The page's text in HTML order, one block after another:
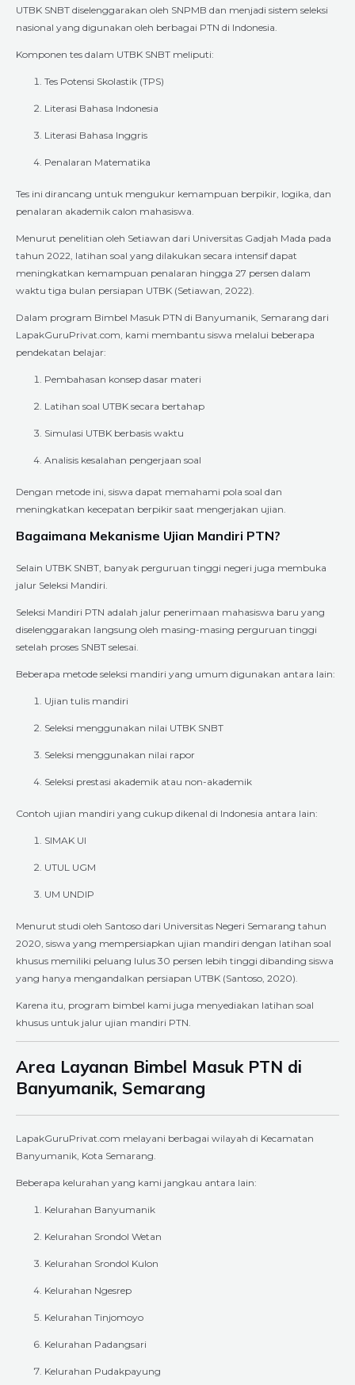
UTBK SNBT diselenggarakan oleh SNPMB dan menjadi sistem seleksi
nasional yang digunakan oleh berbagai PTN di Indonesia.
Komponen tes dalam UTBK SNBT meliputi:
Tes Potensi Skolastik (TPS)
Literasi Bahasa Indonesia
Literasi Bahasa Inggris
Penalaran Matematika
Tes ini dirancang untuk mengukur kemampuan berpikir, logika, dan
penalaran akademik calon mahasiswa.
Menurut penelitian oleh Setiawan dari Universitas Gadjah Mada pada
tahun 2022, latihan soal yang dilakukan secara intensif dapat
meningkatkan kemampuan penalaran hingga 27 persen dalam
waktu tiga bulan persiapan UTBK (Setiawan, 2022).
Dalam program Bimbel Masuk PTN di Banyumanik, Semarang dari
LapakGuruPrivat.com, kami membantu siswa melalui beberapa
pendekatan belajar:
Pembahasan konsep dasar materi
Latihan soal UTBK secara bertahap
Simulasi UTBK berbasis waktu
Analisis kesalahan pengerjaan soal
Dengan metode ini, siswa dapat memahami pola soal dan
meningkatkan kecepatan berpikir saat mengerjakan ujian.
Bagaimana Mekanisme Ujian Mandiri PTN?
Selain UTBK SNBT, banyak perguruan tinggi negeri juga membuka
jalur Seleksi Mandiri.
Seleksi Mandiri PTN adalah jalur penerimaan mahasiswa baru yang
diselenggarakan langsung oleh masing-masing perguruan tinggi
setelah proses SNBT selesai.
Beberapa metode seleksi mandiri yang umum digunakan antara lain:
Ujian tulis mandiri
Seleksi menggunakan nilai UTBK SNBT
Seleksi menggunakan nilai rapor
Seleksi prestasi akademik atau non-akademik
Contoh ujian mandiri yang cukup dikenal di Indonesia antara lain:
SIMAK UI
UTUL UGM
UM UNDIP
Menurut studi oleh Santoso dari Universitas Negeri Semarang tahun
2020, siswa yang mempersiapkan ujian mandiri dengan latihan soal
khusus memiliki peluang lulus 30 persen lebih tinggi dibanding siswa
yang hanya mengandalkan persiapan UTBK (Santoso, 2020).
Karena itu, program bimbel kami juga menyediakan latihan soal
khusus untuk jalur ujian mandiri PTN.
Area Layanan Bimbel Masuk PTN di
Banyumanik, Semarang
LapakGuruPrivat.com melayani berbagai wilayah di Kecamatan
Banyumanik, Kota Semarang.
Beberapa kelurahan yang kami jangkau antara lain:
Kelurahan Banyumanik
Kelurahan Srondol Wetan
Kelurahan Srondol Kulon
Kelurahan Ngesrep
Kelurahan Tinjomoyo
Kelurahan Padangsari
Kelurahan Pudakpayung